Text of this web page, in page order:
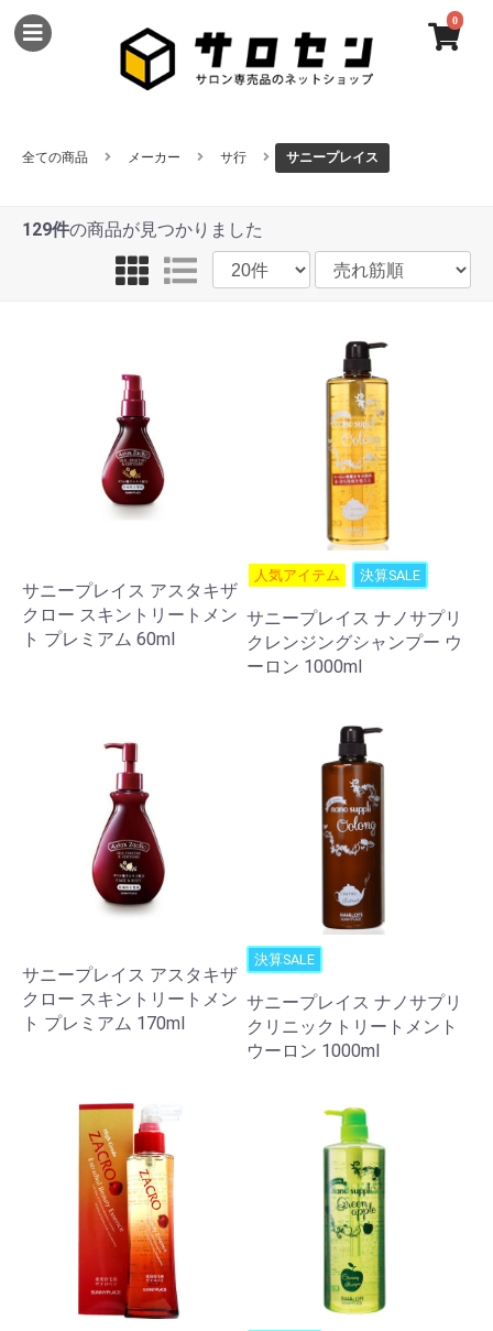
0
全ての商品 メーカー サ行 サニープレイス
129件の商品が見つかりました
サニープレイス アスタキザ
クロー スキントリートメン
ト プレミアム 60ml
人気アイテム 決算SALE
サニープレイス ナノサプリ
クレンジングシャンプー ウ
ーロン 1000ml
サニープレイス アスタキザ
クロー スキントリートメン
ト プレミアム 170ml
決算SALE
サニープレイス ナノサプリ
クリニックトリートメント
ウーロン 1000ml